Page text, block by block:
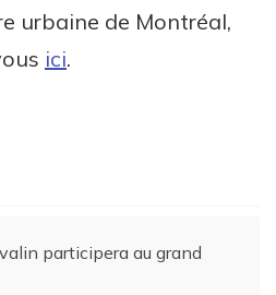
urbaine de Montréal,
ici.
participera au grand